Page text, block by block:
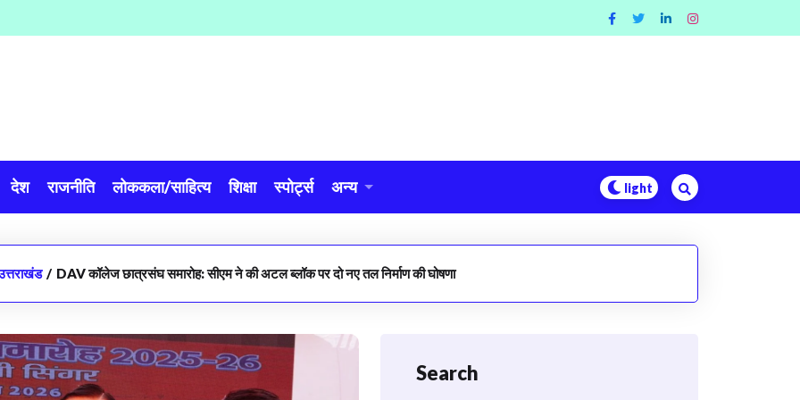
देश राजनीति लोककला/साहित्य शिक्षा स्पोर्ट्स अन्य
/ DAV कॉलेज छात्रसंघ समारोह: सीएम ने की अटल ब्लॉक पर दो नए तल निर्माण की घोषणा
Search